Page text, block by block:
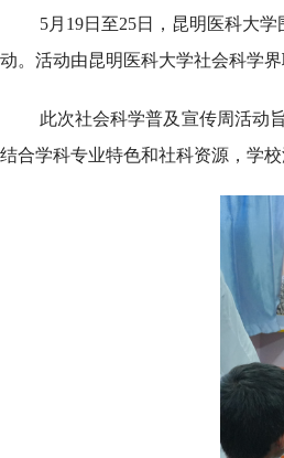
5月19日至25日，昆明医科大
动。活动由昆明医科大学社会科学界
此次社会科学普及宣传周活动
结合学科专业特色和社科资源，学